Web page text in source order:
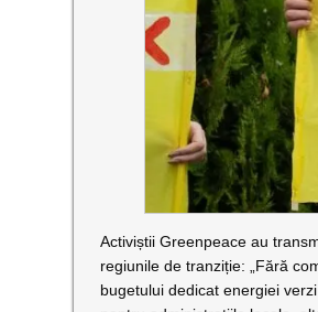
Activiștii Greenpeace au
regiunile de tranziție: „Fără
bugetului dedicat energiei